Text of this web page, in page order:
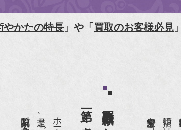
古寺散歩』（5月17日発行）
やかたの特長 」や「 買取のお客様必見